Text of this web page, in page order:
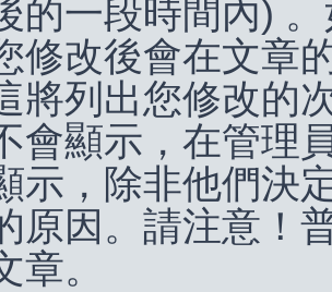
的一段時間內)
修改後會在文章
將列出您修改的
會顯示，在管理
示，除非他們決
原因。請注意！
章。